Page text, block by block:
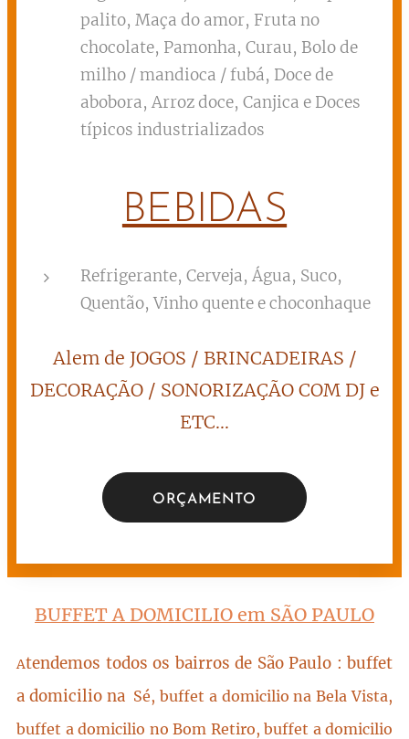
palito, Maça do amor, Fruta no
chocolate, Pamonha, Curau, Bolo de
milho / mandioca / fubá, Doce de
abobora, Arroz doce, Canjica e Doces
típicos industrializados
BEBIDAS
Refrigerante, Cerveja, Água, Suco,
Quentão, Vinho quente e choconhaque
Alem de JOGOS / BRINCADEIRAS /
DECORAÇÃO / SONORIZAÇÃO COM DJ e
ETC...
ORÇAMENTO
BUFFET A DOMICILIO em SÃO PAULO
Atendemos todos os bairros de São Paulo : buffet
a domicilio na Sé, buffet a domicilio na Bela Vista,
buffet a domicilio no Bom Retiro, buffet a domicilio